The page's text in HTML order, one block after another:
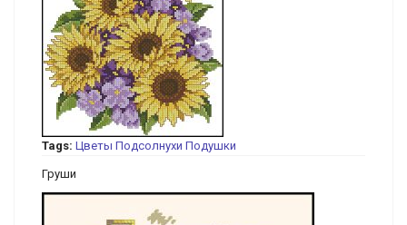
Tags: Цветы Подсолнухи Подушки
Груши